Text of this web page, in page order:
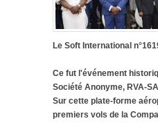
Le Soft International
Ce fut l'événement
Société Anonyme, RVA-
Sur cette plate-forme
premiers vols de la